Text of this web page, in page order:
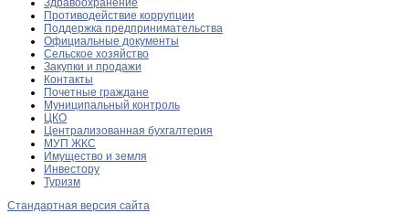
Здравоохранение
Противодействие коррупции
Поддержка предпринимательства
Официальные документы
Сельское хозяйство
Закупки и продажи
Контакты
Почетные граждане
Муниципальный контроль
ЦКО
Централизованная бухгалтерия
МУП ЖКС
Имущество и земля
Инвестору
Туризм
Стандартная версия сайта